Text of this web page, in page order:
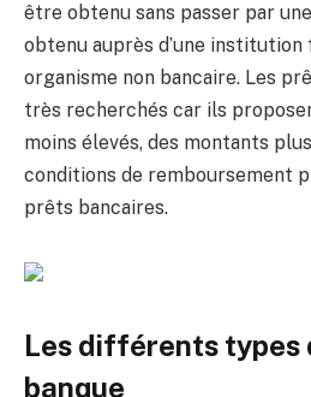
être obtenu sans passer par
obtenu auprès d’une institution
organisme non bancaire. Les
très recherchés car ils
moins élevés, des montants
conditions de remboursement
prêts bancaires.
Les différents types
banque